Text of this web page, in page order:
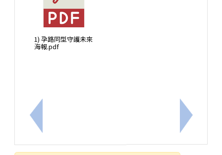
上一筆：宣導-預防食品中毒之「5要2不」原則
1) 孕路同型守護未來
海報.pdf
下一筆：